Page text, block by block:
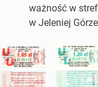
ważność w
w Jeleniej